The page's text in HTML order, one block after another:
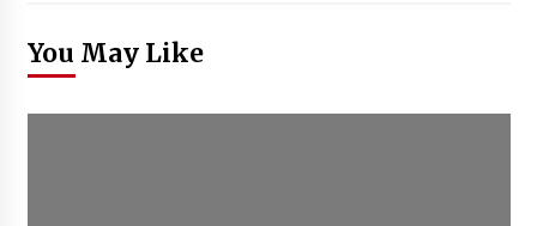
You May Like